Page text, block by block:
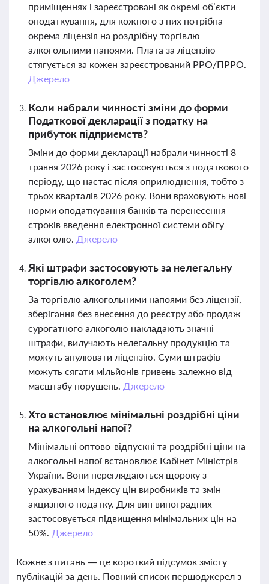
приміщеннях і зареєстровані як окремі об’єкти
оподаткування, для кожного з них потрібна
окрема ліцензія на роздрібну торгівлю
алкогольними напоями. Плата за ліцензію
стягується за кожен зареєстрований РРО/ПРРО.
Джерело
Коли набрали чинності зміни до форми
Податкової декларації з податку на
прибуток підприємств?
Зміни до форми декларації набрали чинності 8
травня 2026 року і застосовуються з податкового
періоду, що настає після оприлюднення, тобто з
трьох кварталів 2026 року. Вони враховують нові
норми оподаткування банків та перенесення
строків введення електронної системи обігу
алкоголю. Джерело
Які штрафи застосовують за нелегальну
торгівлю алкоголем?
За торгівлю алкогольними напоями без ліцензії,
зберігання без внесення до реєстру або продаж
сурогатного алкоголю накладають значні
штрафи, вилучають нелегальну продукцію та
можуть анулювати ліцензію. Суми штрафів
можуть сягати мільйонів гривень залежно від
масштабу порушень. Джерело
Хто встановлює мінімальні роздрібні ціни
на алкогольні напої?
Мінімальні оптово-відпускні та роздрібні ціни на
алкогольні напої встановлює Кабінет Міністрів
України. Вони переглядаються щороку з
урахуванням індексу цін виробників та змін
акцизного податку. Для вин виноградних
застосовується підвищення мінімальних цін на
50%. Джерело
Кожне з питань — це короткий підсумок змісту
публікацій за день. Повний список першоджерел з